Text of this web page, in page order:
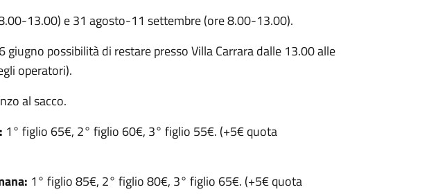
13.00) e 31 agosto-11 settembre (ore 8.00-13.00).
giugno possibilità di restare presso Villa Carrara dalle 13.00 alle
operatori).
al sacco.
1° figlio 65€, 2° figlio 60€, 3° figlio 55€. (+5€ quota
1° figlio 85€, 2° figlio 80€, 3° figlio 65€. (+5€ quota